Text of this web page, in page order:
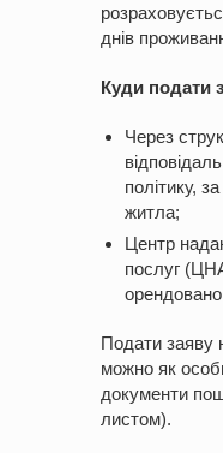
днів
Куди подати
Через
політику,
житла;
Центр
послуг
Подати заяву
можно як
документи
листом).